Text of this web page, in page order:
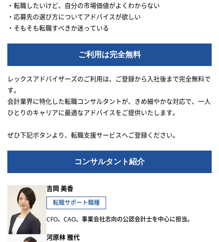
・転職したいけど、自分の市場価値がよくわからない
・応募先の選び方についてアドバイスが欲しい
・そもそも転職すべきか迷っている
ご利用は完全無料
レックスアドバイザーズのご利用は、ご登録から入社後まで完全無料で
す。
会計業界に特化した転職コンサルタントが、きめ細やかな対応で、一人
ひとりのキャリアに最適なアドバイスをご提供いたします。
ぜひ下記ボタンより、転職支援サービスへご登録ください。
コンサルタント紹介
吉岡 美香
転職サポート職種
CFO、CAO、事業会社志向の公認会計士を中心に担当。
河原林 雅代